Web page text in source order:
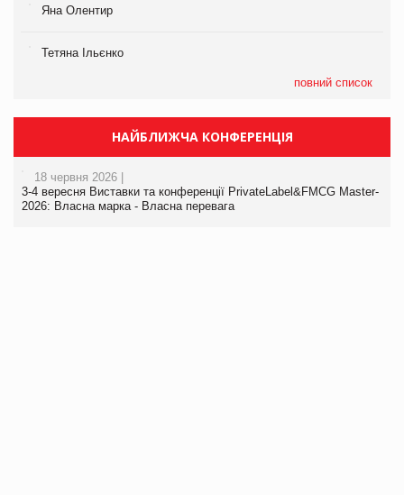
Яна Олентир
Тетяна Ільєнко
повний список
НАЙБЛИЖЧА КОНФЕРЕНЦІЯ
18 червня 2026 |
3-4 вересня Виставки та конференції PrivateLabel&FMCG Master-
2026: Власна марка - Власна перевага